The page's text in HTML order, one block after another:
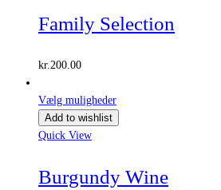
Family Selection
kr. 200.00
Vælg muligheder
Add to wishlist
Quick View
Burgundy Wine